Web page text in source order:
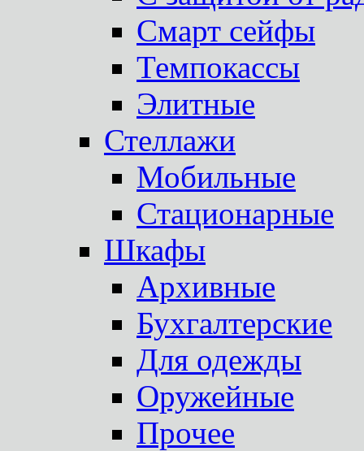
Смарт сейфы
Темпокассы
Элитные
Стеллажи
Мобильные
Стационарные
Шкафы
Архивные
Бухгалтерские
Для одежды
Оружейные
Прочее